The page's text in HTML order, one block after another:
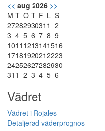
<< aug 2026 >>
M T O T F L S
2728293031 1 2
3 4 5 6 7 8 9
1011 1213141516
17181920212223
24252627282930
31 1 2 3 4 5 6
Vädret
Vädret i Rojales
Detaljerad väderprognos